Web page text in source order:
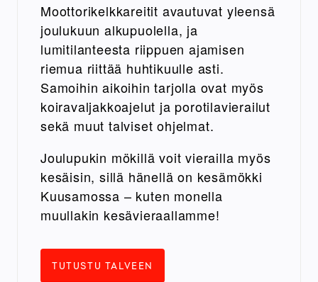
Moottorikelkkareitit avautuvat yleensä
joulukuun alkupuolella, ja
lumitilanteesta riippuen ajamisen
riemua riittää huhtikuulle asti.
Samoihin aikoihin tarjolla ovat myös
koiravaljakkoajelut ja porotilavierailut
sekä muut talviset ohjelmat.
Joulupukin mökillä voit vierailla myös
kesäisin, sillä hänellä on kesämökki
Kuusamossa – kuten monella
muullakin kesävieraallamme!
TUTUSTU TALVEEN